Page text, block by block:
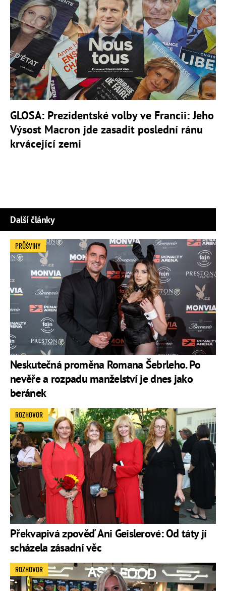
GLOSA: Prezidentské volby ve Francii: Jeho
Výsost Macron jde zasadit poslední ránu
krvácející zemi
Další články
Neskutečná proměna Romana Šebrleho. Po
nevěře a rozpadu manželství je dnes jako
beránek
PRŮŠVIHY
Překvapivá zpověď Ani Geislerové: Od táty jí
scházela zásadní věc
ROZHOVOR
ROZHOVOR